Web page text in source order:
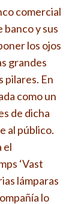
comercial
banco y sus
los ojos
grandes
pilares. En
como un
de dicha
al público.
el
‘Vast
lámparas
lo